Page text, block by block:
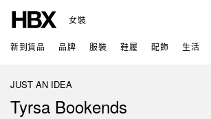
女裝
新到貨品 品牌 服裝 鞋履 配飾 生活
JUST AN IDEA
Tyrsa Bookends